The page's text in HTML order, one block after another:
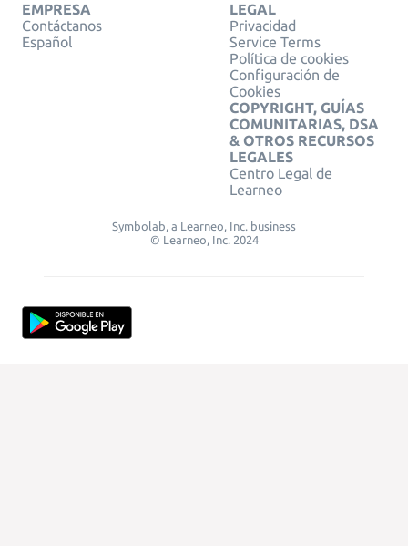
EMPRESA
Contáctanos
Español
LEGAL
Privacidad
Service Terms
Política de cookies
Configuración de
Cookies
COPYRIGHT, GUÍAS
COMUNITARIAS, DSA
& OTROS RECURSOS
LEGALES
Centro Legal de
Learneo
Symbolab, a Learneo, Inc. business
© Learneo, Inc. 2024